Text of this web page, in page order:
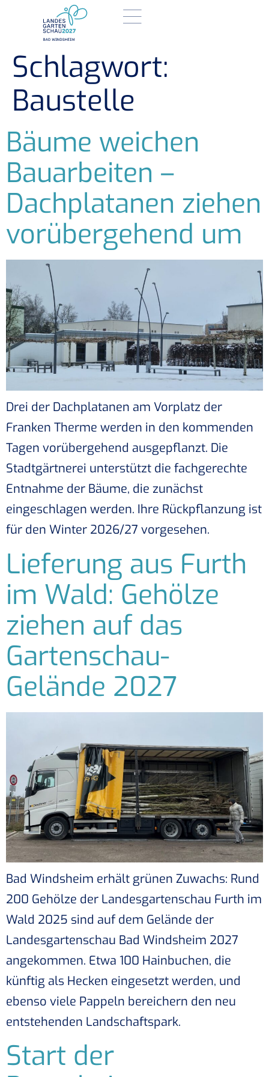
Schlagwort:
Baustelle
Bäume weichen
Bauarbeiten –
Dachplatanen ziehen
vorübergehend um
Drei der Dachplatanen am Vorplatz der
Franken Therme werden in den kommenden
Tagen vorübergehend ausgepflanzt. Die
Stadtgärtnerei unterstützt die fachgerechte
Entnahme der Bäume, die zunächst
eingeschlagen werden. Ihre Rückpflanzung ist
für den Winter 2026/27 vorgesehen.
Lieferung aus Furth
im Wald: Gehölze
ziehen auf das
Gartenschau-
Gelände 2027
Bad Windsheim erhält grünen Zuwachs: Rund
200 Gehölze der Landesgartenschau Furth im
Wald 2025 sind auf dem Gelände der
Landesgartenschau Bad Windsheim 2027
angekommen. Etwa 100 Hainbuchen, die
künftig als Hecken eingesetzt werden, und
ebenso viele Pappeln bereichern den neu
entstehenden Landschaftspark.
Start der